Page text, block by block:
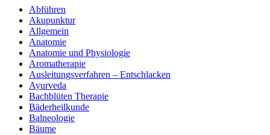
Abführen
Akupunktur
Allgemein
Anatomie
Anatomie und Physiologie
Aromatherapie
Ausleitungsverfahren – Entschlacken
Ayurveda
Bachblüten Therapie
Bäderheilkunde
Balneologie
Bäume